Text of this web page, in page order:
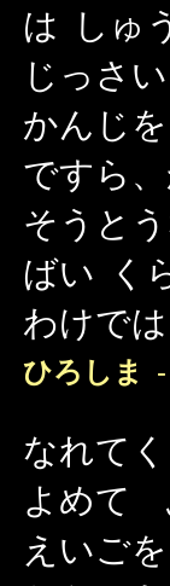
は しゅ
じっさ
かんじ
ですら
そうと
ばい く
わけで
ひろしま
なれて
よめて
えいご